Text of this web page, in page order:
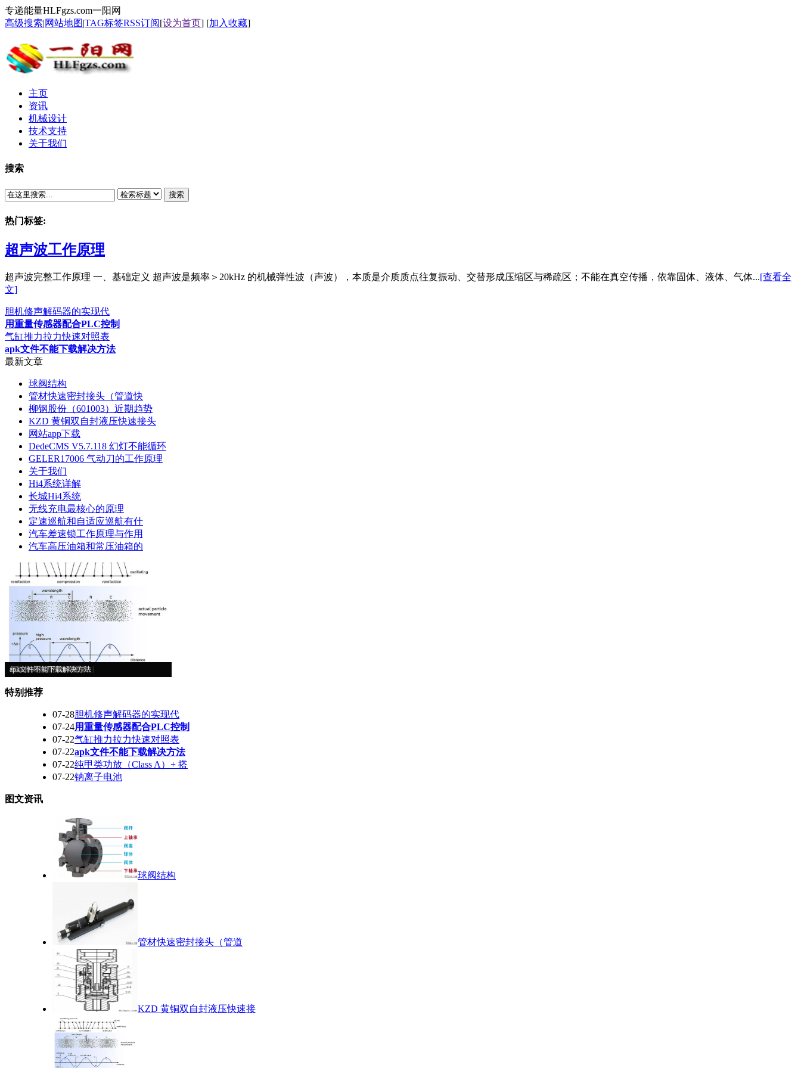
专递能量HLFgzs.com一阳网
高级搜索|网站地图|TAG标签RSS订阅[设为首页] [加入收藏]
主页
资讯
机械设计
技术支持
关于我们
搜索
搜索
热门标签:
超声波工作原理
超声波完整工作原理 一、基础定义 超声波是频率＞20kHz 的机械弹性波（声波），本质是介质质点往复振动、交替形成压缩区与稀疏区；不能在真空传播，依靠固体、液体、气体...[查看全
文]
胆机修声解码器的实现代
用重量传感器配合PLC控制
气缸推力拉力快速对照表
apk文件不能下载解决方法
最新文章
球阀结构
管材快速密封接头（管道快
柳钢股份（601003）近期趋势
KZD 黄铜双自封液压快速接头
网站app下载
DedeCMS V5.7.118 幻灯不能循环
GELER17006 气动刀的工作原理
关于我们
Hi4系统详解
长城Hi4系统
无线充电最核心的原理
定速巡航和自适应巡航有什
汽车差速锁工作原理与作用
汽车高压油箱和常压油箱的
超声波工作原理
胆机修声解码器的实现代
用重量传感器配合PLC控制
气缸推力拉力快速对照表
apk文件不能下载解决方法
特别推荐
07-28胆机修声解码器的实现代
07-24用重量传感器配合PLC控制
07-22气缸推力拉力快速对照表
07-22apk文件不能下载解决方法
07-22纯甲类功放（Class A）+ 搭
07-22钠离子电池
图文资讯
球阀结构
管材快速密封接头（管道
KZD 黄铜双自封液压快速接